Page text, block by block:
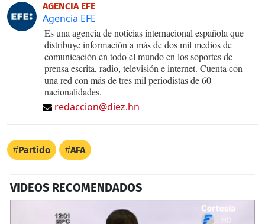
AGENCIA EFE
Agencia EFE
Es una agencia de noticias internacional española que
distribuye información a más de dos mil medios de
comunicación en todo el mundo en los soportes de
prensa escrita, radio, televisión e internet. Cuenta con
una red con más de tres mil periodistas de 60
nacionalidades.
redaccion@diez.hn
Partido AFA
VIDEOS RECOMENDADOS